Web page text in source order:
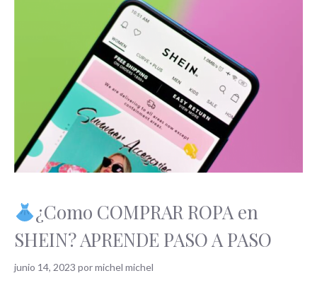
¿Como COMPRAR ROPA en
SHEIN? APRENDE PASO A PASO
junio 14, 2023 pormichel michel